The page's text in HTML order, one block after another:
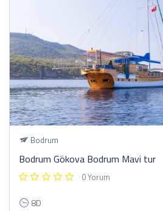
Bodrum
Bodrum Gökova Bodrum Mavi tur
0 Yorum
8D